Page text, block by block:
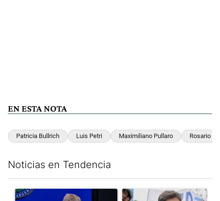
EN ESTA NOTA
Patricia Bullrich Luis Petri Maximiliano Pullaro Rosario
Noticias en Tendencia
Un artículo de tendencia con el título "Luis Caputo aclaró sus
Un artículo de tendencia con